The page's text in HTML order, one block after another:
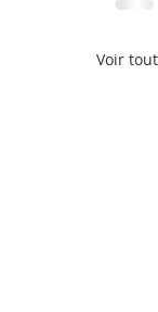
Voir tout